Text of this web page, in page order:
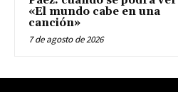
«El mundo cabe en una
canción»
7 de agosto de 2026